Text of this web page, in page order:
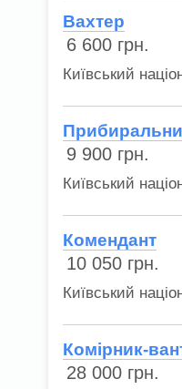
Вахтер
6 600 грн.
Київський
9 900 грн.
Київський
Комендант
10 050 грн.
Київський
Комірник-
28 000 грн.